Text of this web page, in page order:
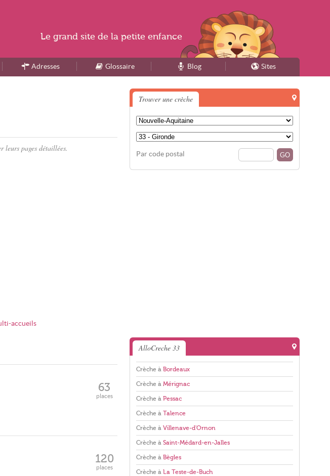
Adresses Glossaire Blog Sites
leurs pages détaillées.
accueils
63
places
120
places
Trouver une crèche
Par code postal
AlloCreche 33
Crèche à Bordeaux
Crèche à Mérignac
Crèche à Pessac
Crèche à Talence
Crèche à Villenave-d'Ornon
Crèche à Saint-Médard-en-Jalles
Crèche à Bègles
Crèche à La Teste-de-Buch
Le grand site de la petite enfance